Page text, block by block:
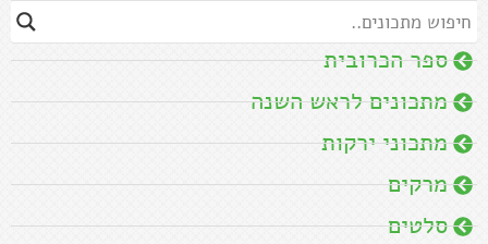
ספר הכרובית
מתכונים לראש השנה
מתכוני ירקות
מרקים
סלטים